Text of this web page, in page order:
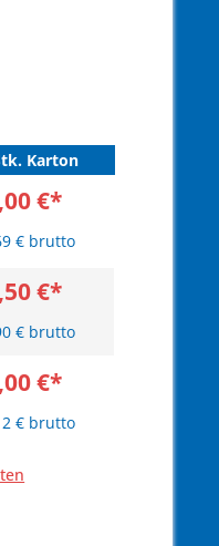
Karton
€*
€ brutto
€*
€ brutto
€*
€ brutto